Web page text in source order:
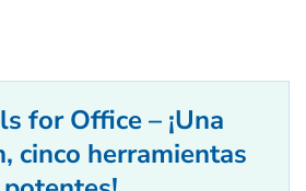
for Office – ¡Una
cinco herramientas